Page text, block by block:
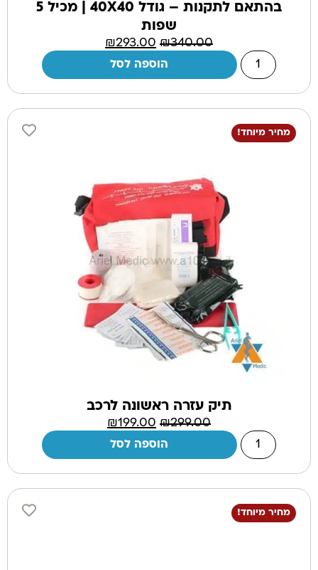
בהתאם לתקנות – גודל 40X40 | מכיל 5
שפות
₪340.00
₪293.00
הוספה לסל
מחיר מיוחד!
תיק עזרה ראשונה לרכב
₪299.00
₪199.00
הוספה לסל
מחיר מיוחד!